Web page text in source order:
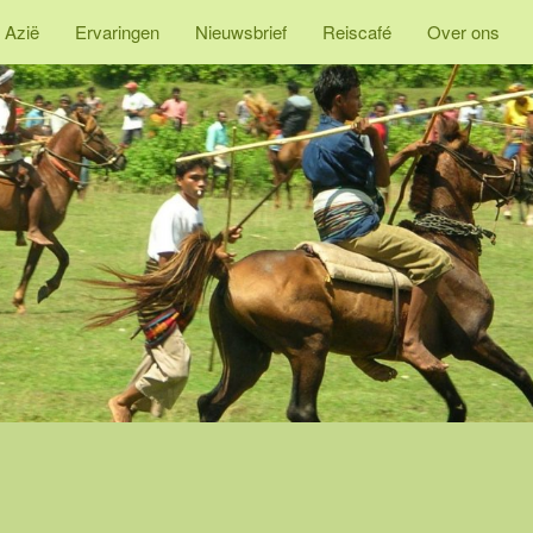
Azië Ervaringen Nieuwsbrief Reiscafé Over ons